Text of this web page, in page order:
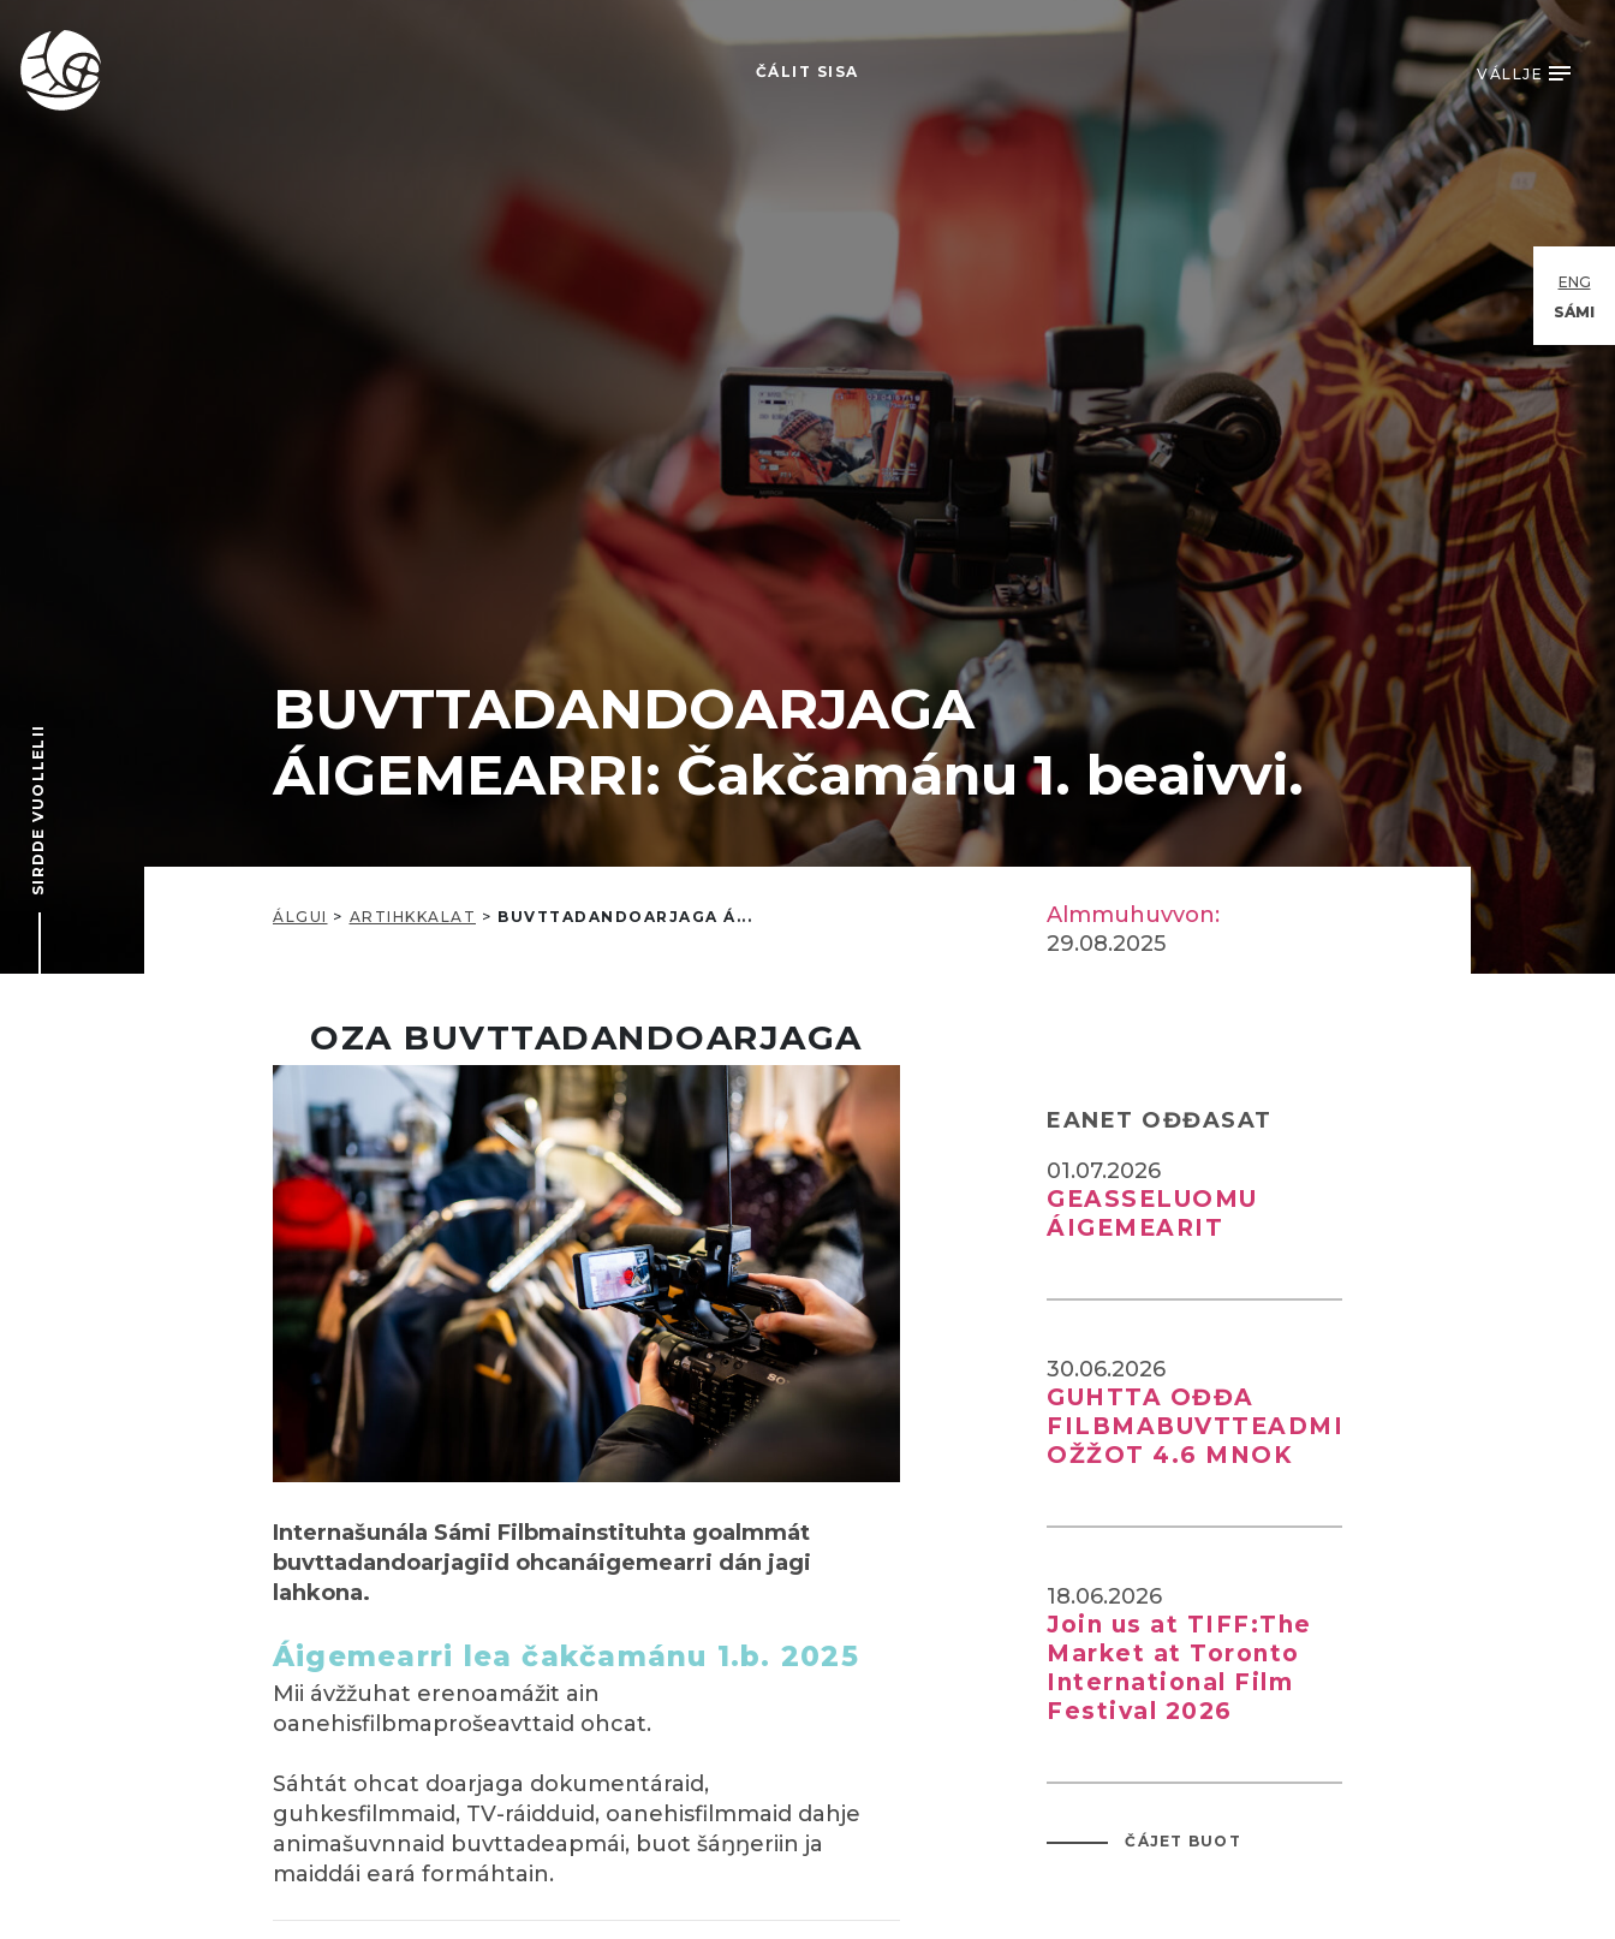
ENG
SÁMI
ČÁLIT SISA VÁLLJE
SIRDDE VUOLLELII
BUVTTADANDOARJAGA
ÁIGEMEARRI: Čakčamánu 1. beaivvi.
Almmuhuvvon:
29.08.2025
ÁLGUI > ARTIHKKALAT > BUVTTADANDOARJAGA Á...
OZA BUVTTADANDOARJAGA
Internašunála Sámi Filbmainstituhta goalmmát
buvttadandoarjagiid ohcanáigemearri dán jagi
lahkona.
Áigemearri lea čakčamánu 1.b. 2025
Mii ávžžuhat erenoamážit ain
oanehisfilbmaprošeavttaid ohcat.
Sáhtát ohcat doarjaga dokumentáraid,
guhkesfilmmaid, TV-ráidduid, oanehisfilmmaid dahje
animašuvnnaid buvttadeapmái, buot šáŋŋeriin ja
maiddái eará formáhtain.
EANET OĐĐASAT
01.07.2026
GEASSELUOMU
ÁIGEMEARIT
30.06.2026
GUHTTA OĐĐA
FILBMABUVTTEADMI
OŽŽOT 4.6 MNOK
18.06.2026
Join us at TIFF:The
Market at Toronto
International Film
Festival 2026
ČÁJET BUOT